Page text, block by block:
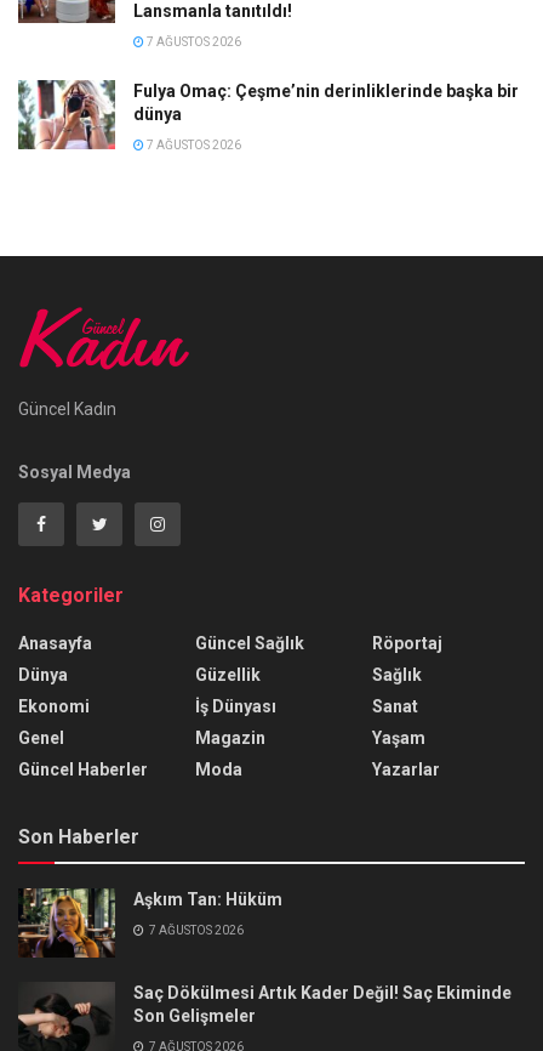
Lansmanla tanıtıldı!
7 AĞUSTOS 2026
Fulya Omaç: Çeşme’nin derinliklerinde başka bir
dünya
7 AĞUSTOS 2026
Güncel Kadın
Sosyal Medya
Kategoriler
Anasayfa
Dünya
Ekonomi
Genel
Güncel Haberler
Güncel Sağlık
Güzellik
İş Dünyası
Magazin
Moda
Röportaj
Sağlık
Sanat
Yaşam
Yazarlar
Son Haberler
Aşkım Tan: Hüküm
7 AĞUSTOS 2026
Saç Dökülmesi Artık Kader Değil! Saç Ekiminde
Son Gelişmeler
7 AĞUSTOS 2026